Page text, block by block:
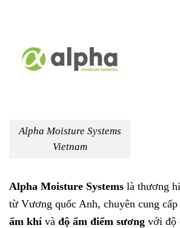
Alpha Moisture Systems
Vietnam
Alpha Moisture Systems là thương
từ Vương quốc Anh, chuyên cung
ẩm khívà độ ẩm điểm sương với độ